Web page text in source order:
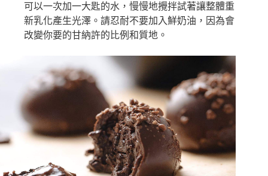
可以一次加一大匙的水，慢慢地攪拌試著讓整體重
新乳化產生光澤。請忍耐不要加入鮮奶油，因為會
改變你要的甘納許的比例和質地。